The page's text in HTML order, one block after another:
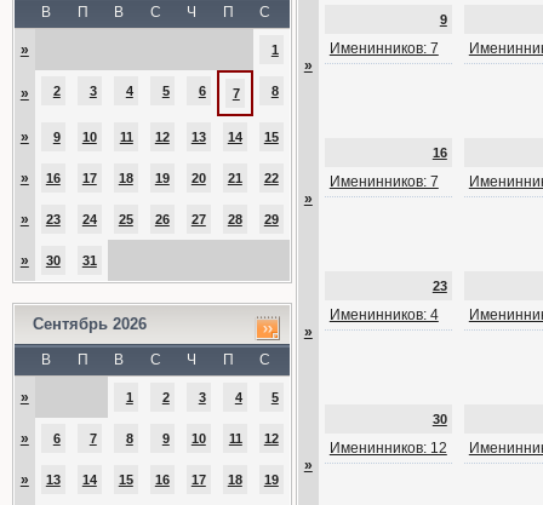
В П В С Ч П С
» 1
» 2 3 4 5 6 7 8
» 9 10 11 12 13 14 15
» 16 17 18 19 20 21 22
» 23 24 25 26 27 28 29
» 30 31
Сентябрь 2026
В П В С Ч П С
» 1 2 3 4 5
» 6 7 8 9 10 11 12
» 13 14 15 16 17 18 19
»
9
Именинников: 7
»
16
Именинников: 7
»
23
Именинников: 4
»
30
Именинников: 12